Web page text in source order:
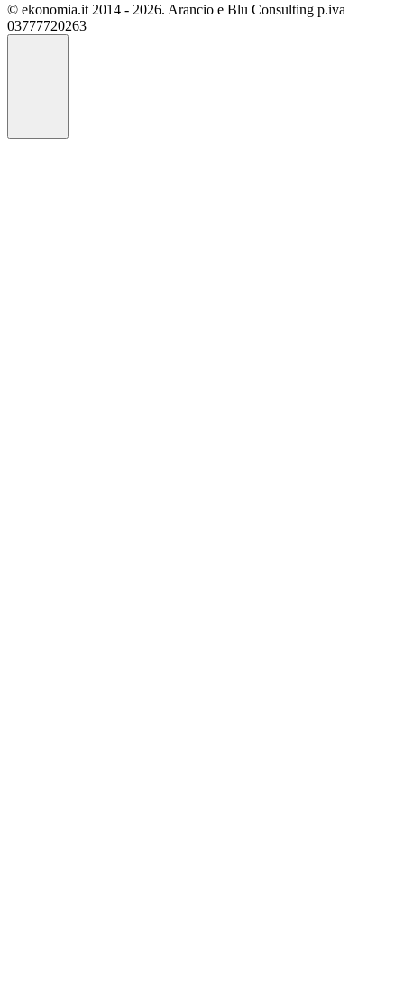
© ekonomia.it 2014 - 2026. Arancio e Blu Consulting p.iva
03777720263